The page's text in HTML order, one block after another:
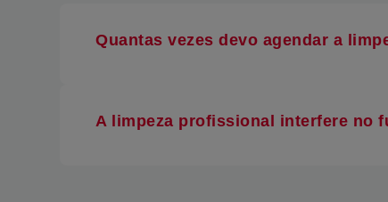
Quantas vezes devo agendar a
A limpeza profissional interfere no